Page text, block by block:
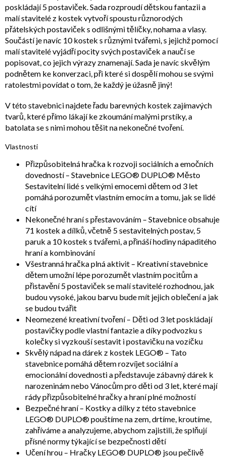
poskládají 5 postaviček. Sada rozproudí dětskou fantazii a
malí stavitelé z kostek vytvoří spoustu různorodých
přátelských postaviček s odlišnými tělíčky, nohama a vlasy.
Součástí je navíc 10 kostek s různými tvářemi, s jejichž pomocí
malí stavitelé vyjádří pocity svých postaviček a naučí se
popisovat, co jejich výrazy znamenají. Sada je navíc skvělým
podnětem ke konverzaci, při které si dospělí mohou se svými
ratolestmi povídat o tom, že každý je úžasně jiný!
V této stavebnici najdete řadu barevných kostek zajímavých
tvarů, které přímo lákají ke zkoumání malými prstíky, a
batolata se s nimi mohou těšit na nekonečné tvoření.
Vlastnosti
Přizpůsobitelná hračka k rozvoji sociálních a emočních
dovedností – Stavebnice LEGO® DUPLO® Město
Sestavitelní lidé s velkými emocemi dětem od 3 let
pomáhá porozumět vlastním emocím a tomu, jak se lidé
cítí
Nekonečné hraní s přestavováním – Stavebnice obsahuje
71 kostek a dílků, včetně 5 sestavitelných postav, 5
paruk a 10 kostek s tvářemi, a přináší hodiny nápaditého
hraní a kombinování
Všestranná hračka plná aktivit – Kreativní stavebnice
dětem umožní lépe porozumět vlastním pocitům a
přistavění 5 postaviček se malí stavitelé rozhodnou, jak
budou vysoké, jakou barvu bude mít jejich oblečení a jak
se budou tvářit
Neomezené kreativní tvoření – Děti od 3 let poskládají
postavičky podle vlastní fantazie a díky podvozku s
kolečky si vyzkouší sestavit i postavičku na vozíčku
Skvělý nápad na dárek z kostek LEGO® – Tato
stavebnice pomáhá dětem rozvíjet sociální a
emocionální dovednosti a představuje zábavný dárek k
narozeninám nebo Vánocům pro děti od 3 let, které mají
rády přizpůsobitelné hračky a hraní plné možností
Bezpečné hraní – Kostky a dílky z této stavebnice
LEGO® DUPLO® pouštíme na zem, drtíme, kroutíme,
zahříváme a analyzujeme, abychom zajistili, že splňují
přísné normy týkající se bezpečnosti dětí
Učení hrou – Hračky LEGO® DUPLO® jsou pečlivě